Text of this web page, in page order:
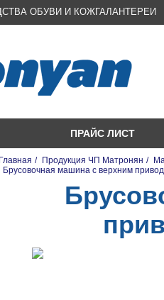
ОБУВИ И КОЖГАЛАНТЕРЕИ
ПРАЙС ЛИСТ
Главная / Продукция ЧП Матронян /
Брусовочная машина с верхним